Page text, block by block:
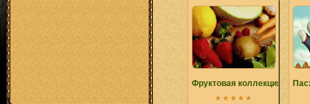
Фруктовая коллекция